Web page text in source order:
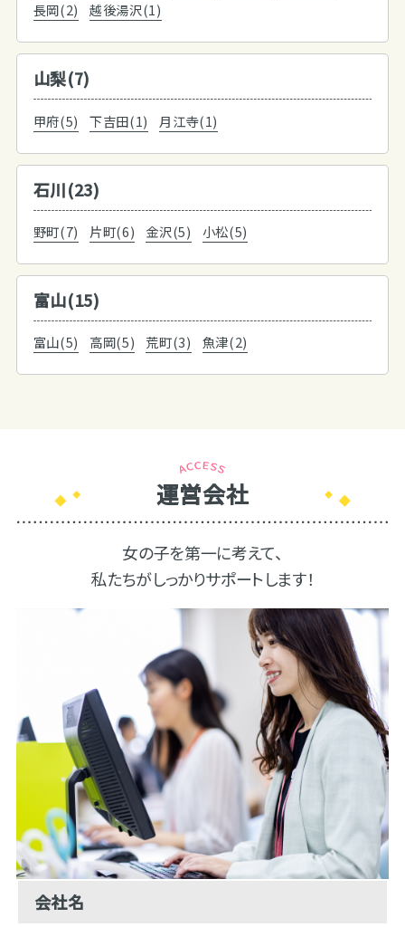
長岡(2)
越後湯沢(1)
山梨(7)
甲府(5) 下吉田(1) 月江寺(1)
石川(23)
野町(7) 片町(6) 金沢(5) 小松(5)
富山(15)
富山(5) 高岡(5) 荒町(3) 魚津(2)
運営会社
女の子を第一に考えて、
私たちがしっかりサポートします！
会社名